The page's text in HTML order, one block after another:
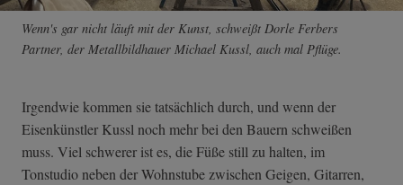
Wenn's gar nicht läuft mit der Kunst, schweißt Dorle Ferbers
Partner, der Metallbildhauer Michael Kussl, auch mal Pflüge.
Irgendwie kommen sie tatsächlich durch, und wenn der
Eisenkünstler Kussl noch mehr bei den Bauern schweißen
muss. Viel schwerer ist es, die Füße still zu halten, im
Tonstudio neben der Wohnstube zwischen Geigen, Gitarren,